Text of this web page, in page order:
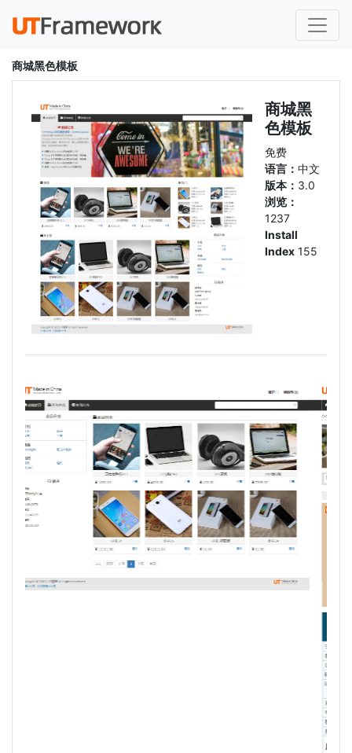
商城黑色模板
商城黑
色模板
免费
语言：中文
版本： 3.0
浏览：
1237
Install
Index 155